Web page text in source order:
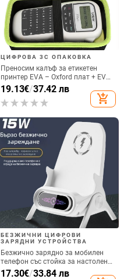
ЦИФРОВА 3C ОПАКОВКА
Преносим калъф за етикетен
принтер EVA – Oxford плат + EVA,
горещо пресовано EVA и шиене,
товароподемност 10 кг
19.13€/37.42 лв
add_shopping_cart
БЕЗЖИЧНИ ЦИФРОВИ
ЗАРЯДНИ УСТРОЙСТВА
Безжично зарядно за мобилен
телефон със стойка за настолен
монтаж за хоризонтално или
17.30€/33.84 лв